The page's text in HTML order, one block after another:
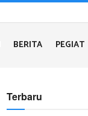
BERITA PEGIAT
Terbaru